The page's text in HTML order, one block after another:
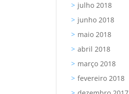
julho 2018
junho 2018
maio 2018
abril 2018
março 2018
fevereiro 2018